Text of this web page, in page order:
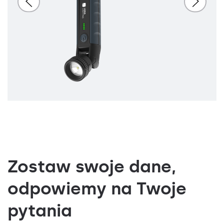
Zostaw swoje dane,
odpowiemy na Twoje
pytania